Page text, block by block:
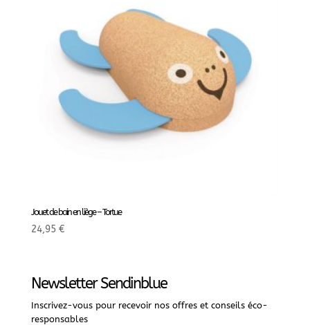
Jouet de bain en liège – Tortue
24,95 €
Newsletter Sendinblue
Inscrivez-vous pour recevoir nos offres et conseils éco-
responsables